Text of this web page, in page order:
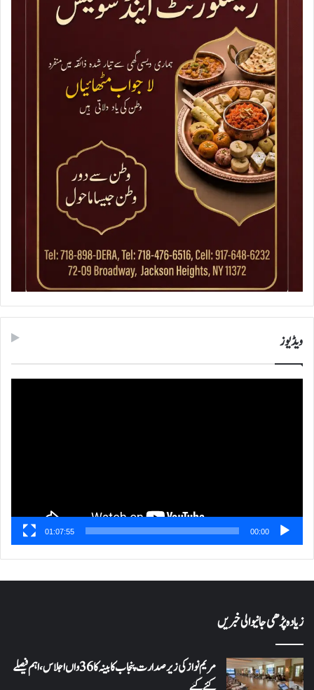
ویڈیوز
00:00
01:07:55
زیادہ پڑھی جانیوالی خبریں
مریم نواز کی زیر صدارت پنجاب کابینہ کا 36واں اجلاس،اہم فیصلے